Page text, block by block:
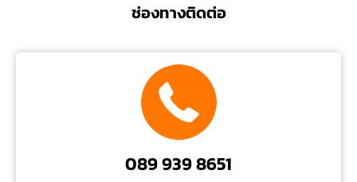
ช่องทางติดต่อ
089 939 8651